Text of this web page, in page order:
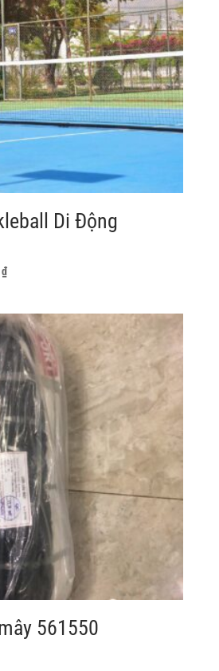
Di Động
₫Giá
là:
3.035.000 ₫.
561550